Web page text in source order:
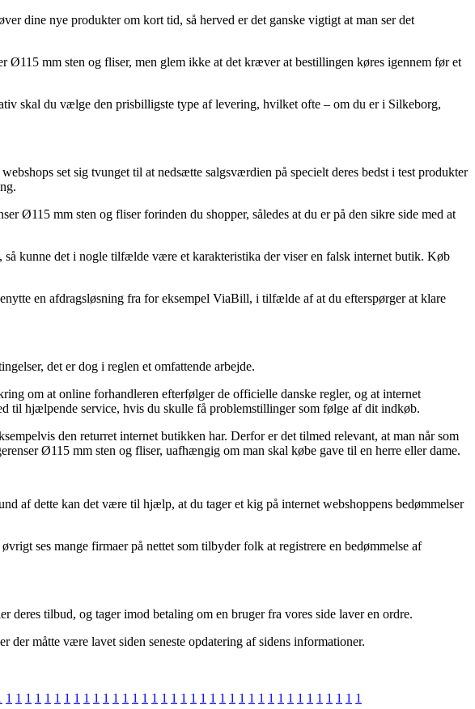
dine nye produkter om kort tid, så herved er det ganske vigtigt at man ser det
mm sten og fliser, men glem ikke at det kræver at bestillingen køres igennem før et
skal du vælge den prisbilligste type af levering, hvilket ofte – om du er i Silkeborg,
set sig tvunget til at nedsætte salgsværdien på specielt deres bedst i test produkter
Ø115 mm sten og fliser forinden du shopper, således at du er på den sikre side med at
kunne det i nogle tilfælde være et karakteristika der viser en falsk internet butik. Køb
en afdragsløsning fra for eksempel ViaBill, i tilfælde af at du efterspørger at klare
det er dog i reglen et omfattende arbejde.
om at online forhandleren efterfølger de officielle danske regler, og at internet
til hjælpende service, hvis du skulle få problemstillinger som følge af dit indkøb.
den returret internet butikken har. Derfor er det tilmed relevant, at man når som
Ø115 mm sten og fliser, uafhængig om man skal købe gave til en herre eller dame.
af dette kan det være til hjælp, at du tager et kig på internet webshoppens bedømmelser
ses mange firmaer på nettet som tilbyder folk at registrere en bedømmelse af
tilbud, og tager imod betaling om en bruger fra vores side laver en ordre.
måtte være lavet siden seneste opdatering af sidens informationer.
1 1 1 1 1 1 1 1 1 1 1 1 1 1 1 1 1 1 1 1 1 1 1 1 1 1 1 1 1 1 1 1 1 1 1 1 1